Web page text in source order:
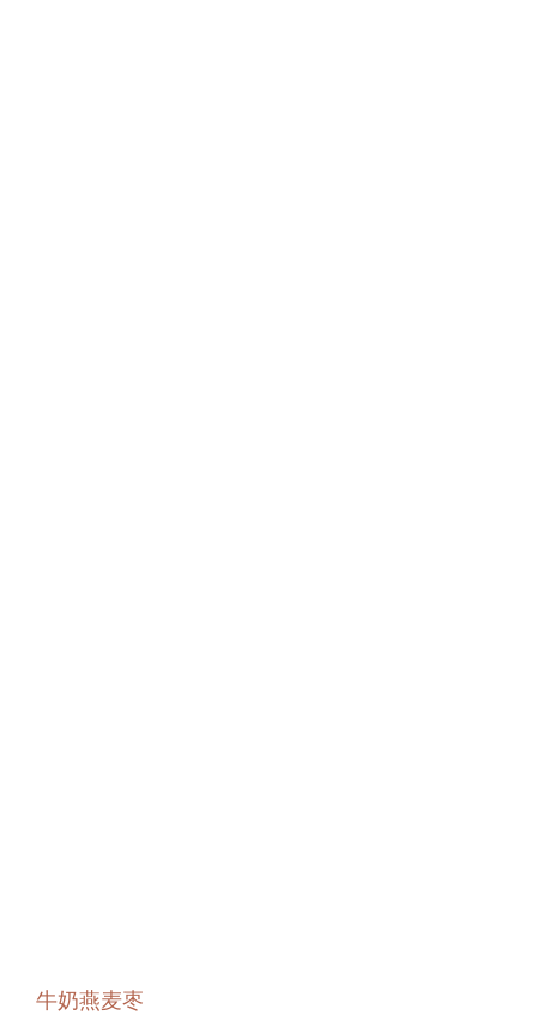
牛奶燕麦枣